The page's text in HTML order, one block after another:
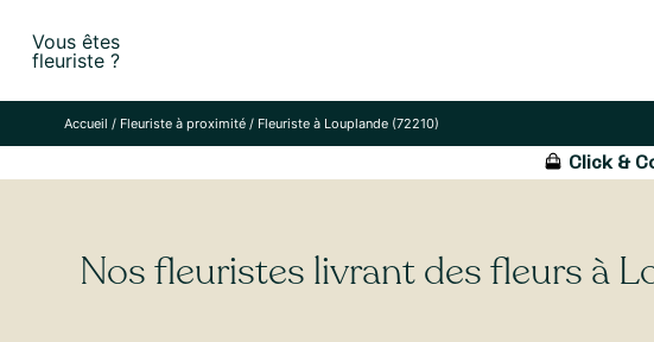
content
Vous êtes
fleuriste ?
Accueil / Fleuriste à proximité/ Fleuriste à Louplande (72210)
Click &
Nos fleuristes livrant des fleurs à